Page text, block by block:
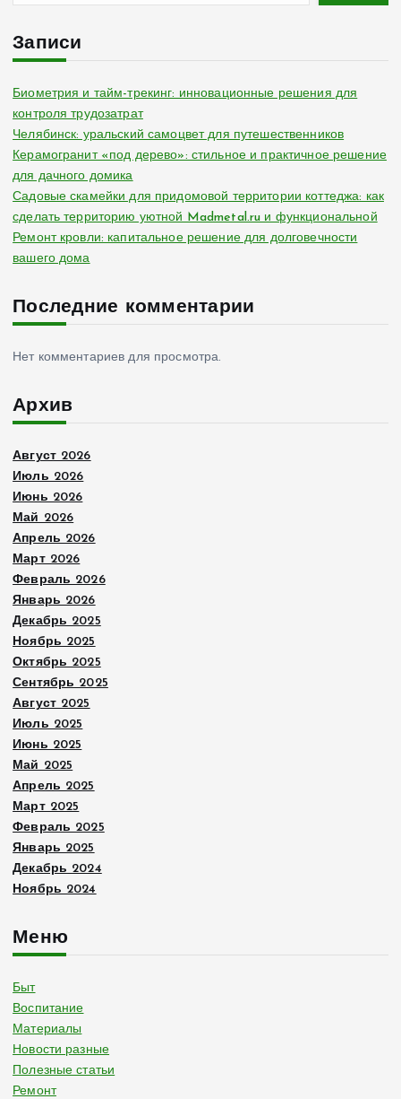
Записи
Биометрия и тайм-трекинг: инновационные решения для
контроля трудозатрат
Челябинск: уральский самоцвет для путешественников
Керамогранит «под дерево»: стильное и практичное решение
для дачного домика
Садовые скамейки для придомовой территории коттеджа: как
сделать территорию уютной Madmetal.ru и функциональной
Ремонт кровли: капитальное решение для долговечности
вашего дома
Последние комментарии
Нет комментариев для просмотра.
Архив
Август 2026
Июль 2026
Июнь 2026
Май 2026
Апрель 2026
Март 2026
Февраль 2026
Январь 2026
Декабрь 2025
Ноябрь 2025
Октябрь 2025
Сентябрь 2025
Август 2025
Июль 2025
Июнь 2025
Май 2025
Апрель 2025
Март 2025
Февраль 2025
Январь 2025
Декабрь 2024
Ноябрь 2024
Меню
Быт
Воспитание
Материалы
Новости разные
Полезные статьи
Ремонт